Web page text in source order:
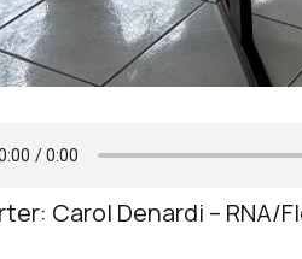
Carol Denardi – RNA/